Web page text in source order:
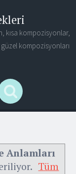
kısa kompozisyonlar,
kompozisyonları
Links
Search
Anlamları
Tüm